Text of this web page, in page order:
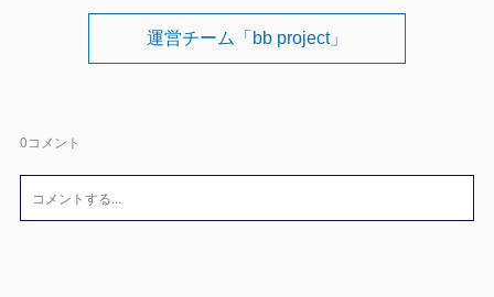
運営チーム「bb project」
0コメント